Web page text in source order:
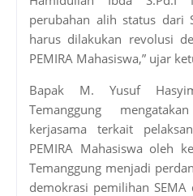
perubahan alih status dari
harus dilakukan revolusi
PEMIRA Mahasiswa,” ujar
Bapak M. Yusuf
Temanggung
kerjasama terkait
PEMIRA Mahasiswa oleh
Temanggung menjadi
demokrasi pemilihan